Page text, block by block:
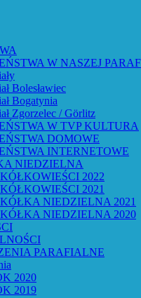
W NASZEJ
Bolesławiec
Bogatynia
Zgorzelec / Görlitz
W TVP KULTURA
DOMOWE
INTERNETOWE
NIEDZIELNA
2022
2021
NIEDZIELNA 2021
NIEDZIELNA 2020
PARAFIALNE
2020
2019